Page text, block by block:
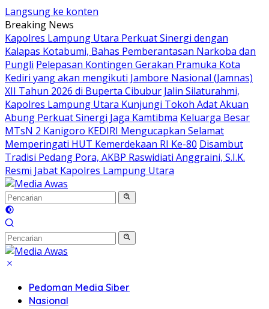
Langsung ke konten
Breaking News
Kapolres Lampung Utara Perkuat Sinergi dengan
Kalapas Kotabumi, Bahas Pemberantasan Narkoba dan
Pungli Pelepasan Kontingen Gerakan Pramuka Kota
Kediri yang akan mengikuti Jambore Nasional (Jamnas)
XII Tahun 2026 di Buperta Cibubur Jalin Silaturahmi,
Kapolres Lampung Utara Kunjungi Tokoh Adat Akuan
Abung Perkuat Sinergi Jaga Kamtibma Keluarga Besar
MTsN 2 Kanigoro KEDIRI Mengucapkan Selamat
Memperingati HUT Kemerdekaan RI Ke-80 Disambut
Tradisi Pedang Pora, AKBP Raswidiati Anggraini, S.I.K.
Resmi Jabat Kapolres Lampung Utara
Pedoman Media Siber
Nasional